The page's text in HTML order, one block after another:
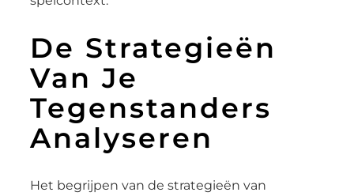
De Strategieën
Van Je
Tegenstanders
Analyseren
Het begrijpen van de strategieën van